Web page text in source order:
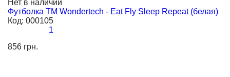
Нет в наличии
Футболка TM Wondertech - Eat Fly Sleep Repeat (белая)
Код: 000105
1
856 грн.